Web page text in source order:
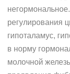
регулирования
гипоталамус,
в норму
молочной